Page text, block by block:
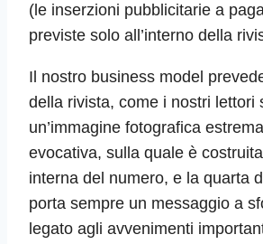
(le inserzioni pubblicitarie a
previste solo all’interno della
Il nostro business model
della rivista, come i nostri lettori
un’immagine fotografica
evocativa, sulla quale è
interna del numero, e la quarta
porta sempre un messaggio a
legato agli avvenimenti